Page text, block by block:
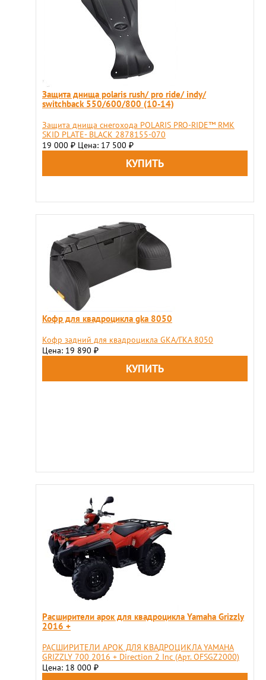
Защита днища polaris rush/ pro ride/ indy/
switchback 550/600/800 (10-14)
Защита днища снегохода POLARIS PRO-RIDE™ RMK
SKID PLATE- BLACK 2878155-070
19 000 ₽ Цена: 17 500 ₽
Кофр для квадроцикла gka 8050
Кофр задний для квадроцикла GKA/ГКА 8050
Цена: 19 890 ₽
Расширители арок для квадроцикла Yamaha Grizzly
2016 +
РАСШИРИТЕЛИ АРОК ДЛЯ КВАДРОЦИКЛА YAMAHA
GRIZZLY 700 2016 + Direction 2 Inc (Арт. OFSGZ2000)
Цена: 18 000 ₽